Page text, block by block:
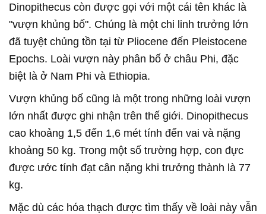
Dinopithecus còn được gọi với một cái tên khác là
"vượn khủng bố". Chúng là một chi linh trưởng lớn
đã tuyệt chủng tồn tại từ Pliocene đến Pleistocene
Epochs. Loài vượn này phân bố ở châu Phi, đặc
biệt là ở Nam Phi và Ethiopia.
Vượn khủng bố cũng là một trong những loài vượn
lớn nhất được ghi nhận trên thế giới. Dinopithecus
cao khoảng 1,5 đến 1,6 mét tính đến vai và nặng
khoảng 50 kg. Trong một số trường hợp, con đực
được ước tính đạt cân nặng khi trưởng thành là 77
kg.
Mặc dù các hóa thạch được tìm thấy về loài này vẫn